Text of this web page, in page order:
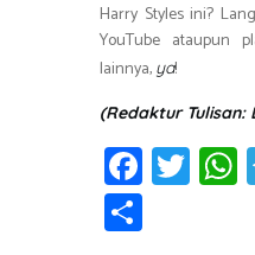
Harry Styles ini?
YouTube ataupun
lainnya, ya!
(Redaktur
Fa
ce
T
wi